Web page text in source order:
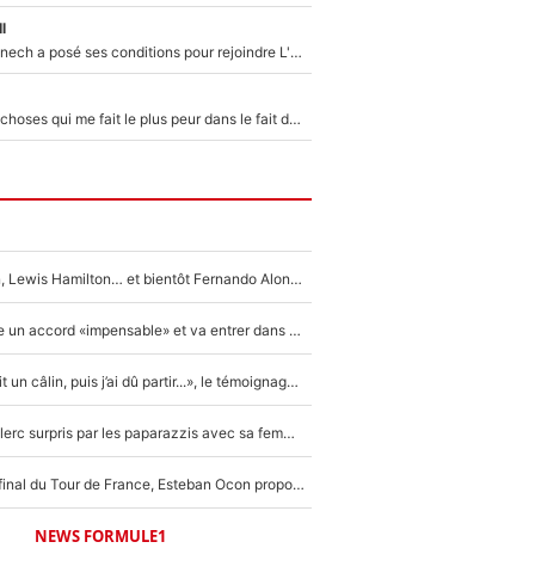
Raymond Domenech a posé ses conditions pour rejoindre L'EQUIPE du Soir : Il refuse de faire l'émission avec un autre chroniqueur !
«C’est l'une des choses qui me fait le plus peur dans le fait de devenir maman» : En couple avec Antoine Dupont, Iris Mittenaere s'inquiète déjà pour ses futurs enfants !
Max Verstappen, Lewis Hamilton… et bientôt Fernando Alonso ? Le classement des pilotes les mieux payés en Formule 1 risque de changer !
F1 - Alpine signe un accord «impensable» et va entrer dans une nouvelle dimension : Grande nouvelle pour Pierre Gasly !
F1 : « Je lui ai fait un câlin, puis j’ai dû partir...», le témoignage émouvant de Max Verstappen sur sa fille
F1 : Charles Leclerc surpris par les paparazzis avec sa femme, les rumeurs étaient vraies !
Comme pour le final du Tour de France, Esteban Ocon propose un Grand Prix de Formule 1 à Paris : «Autour de l’Arc de Triomphe, ce serait génial» !
NEWS FORMULE1